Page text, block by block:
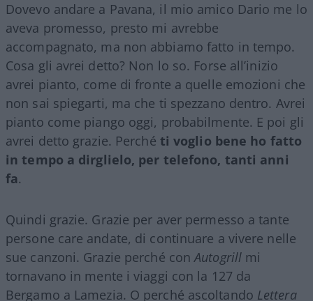
Dovevo andare a Pavana, il mio amico Dario me lo
aveva promesso, presto mi avrebbe
accompagnato, ma non abbiamo fatto in tempo.
Cosa gli avrei detto? Non lo so. Forse all’inizio
avrei pianto, come di fronte a quelle emozioni che
non sai spiegarti, ma che ti spezzano dentro. Avrei
pianto come piango oggi, probabilmente. E poi gli
avrei detto grazie. Perché ti voglio bene ho fatto
in tempo a dirglielo, per telefono, tanti anni
fa.
Quindi grazie. Grazie per aver permesso a tante
persone care andate, di continuare a vivere nelle
sue canzoni. Grazie perché conAutogrill mi
tornavano in mente i viaggi con la 127 da
Bergamo a Lamezia. O perché ascoltando Lettera